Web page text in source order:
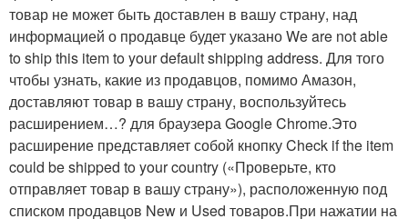
товар не может быть доставлен в вашу страну, над
информацией о продавце будет указано We are not able
to ship this item to your default shipping address. Для того
чтобы узнать, какие из продавцов, помимо Амазон,
доставляют товар в вашу страну, воспользуйтесь
расширением…? для браузера Google Chrome.Это
расширение представляет собой кнопку Check if the item
could be shipped to your country («Проверьте, кто
отправляет товар в вашу страну»), расположенную под
списком продавцов New и Used товаров.При нажатии на